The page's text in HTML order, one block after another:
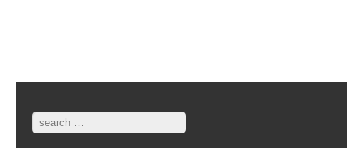
Post navigation
Search